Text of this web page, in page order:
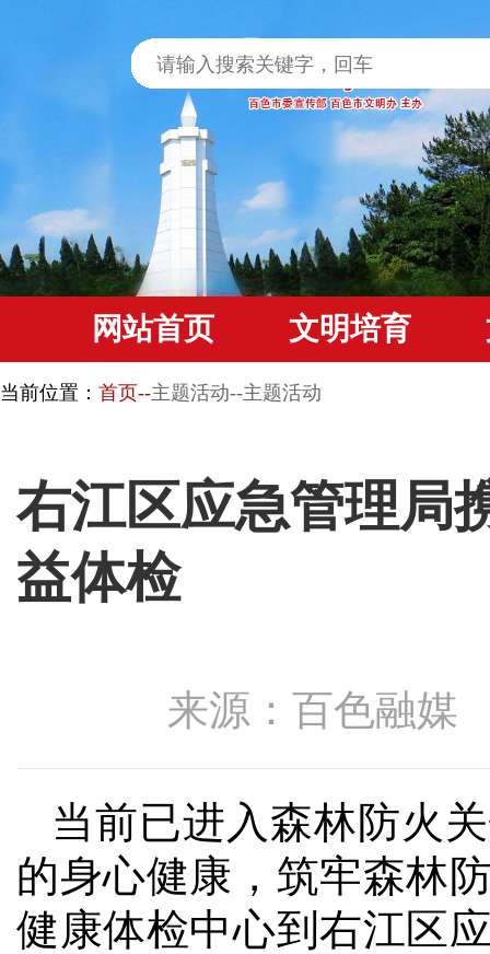
网站首页 文明培育
当前位置： 首页--主题活动--主题活动
右江区应急管理局
益体检
来源：百色融媒
当前已进入森林防火
的身心健康，筑牢森林
健康体检中心到右江区